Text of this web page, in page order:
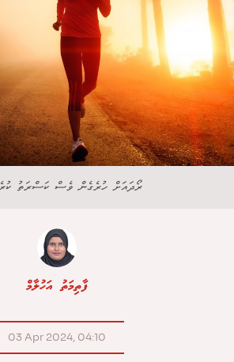
ރޯދައަށް ހުރެގެން ވެސް ކަސްރަތު
ފާތިމަތު އަހުލާމް
03 Apr 2024, 04:10